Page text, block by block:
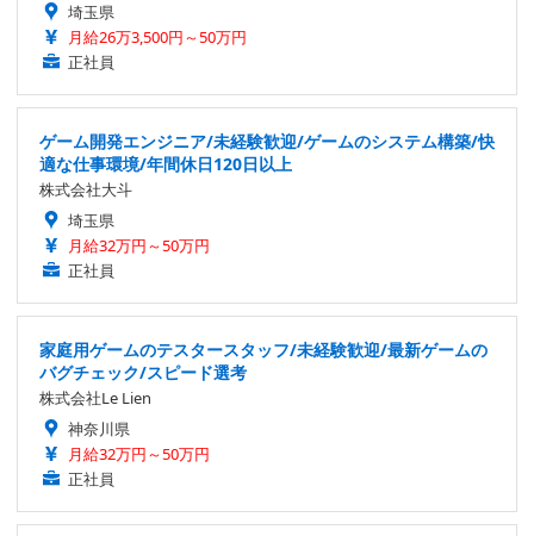
埼玉県
月給26万3,500円～50万円
正社員
ゲーム開発エンジニア/未経験歓迎/ゲームのシステム構築/快
適な仕事環境/年間休日120日以上
株式会社大斗
埼玉県
月給32万円～50万円
正社員
家庭用ゲームのテスタースタッフ/未経験歓迎/最新ゲームの
バグチェック/スピード選考
株式会社Le Lien
神奈川県
月給32万円～50万円
正社員